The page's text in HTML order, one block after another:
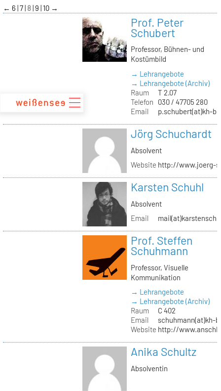
zum
Inhalt
← 6 7 8 9 10 →
Prof. Peter
Schubert
Professor, Bühnen- und
Kostümbild
→ Lehrangebote
→ Lehrangebote (Archiv)
Raum
T 2.07
Telefon
030 / 47705 280
Email
p.schubert(at)kh-
Jörg Schuchardt
Absolvent
Website http://www.joerg-
Karsten Schuhl
Absolvent
Email
Prof. Steffen
Schuhmann
Professor, Visuelle
Kommunikation
→ Lehrangebote
→ Lehrangebote (Archiv)
Raum
C 402
Email
schuhmann(at)kh-
Website http://
Anika Schultz
Absolventin